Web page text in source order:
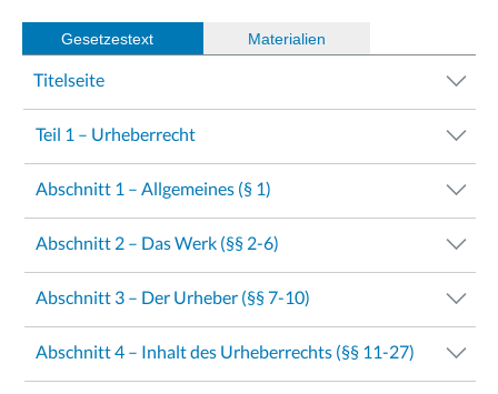
Gesetzestext Materialien
Titelseite
Teil 1 – Urheberrecht
Abschnitt 1 – Allgemeines (§ 1)
Abschnitt 2 – Das Werk (§§ 2-6)
Abschnitt 3 – Der Urheber (§§ 7-10)
Abschnitt 4 – Inhalt des Urheberrechts (§§ 11-27)